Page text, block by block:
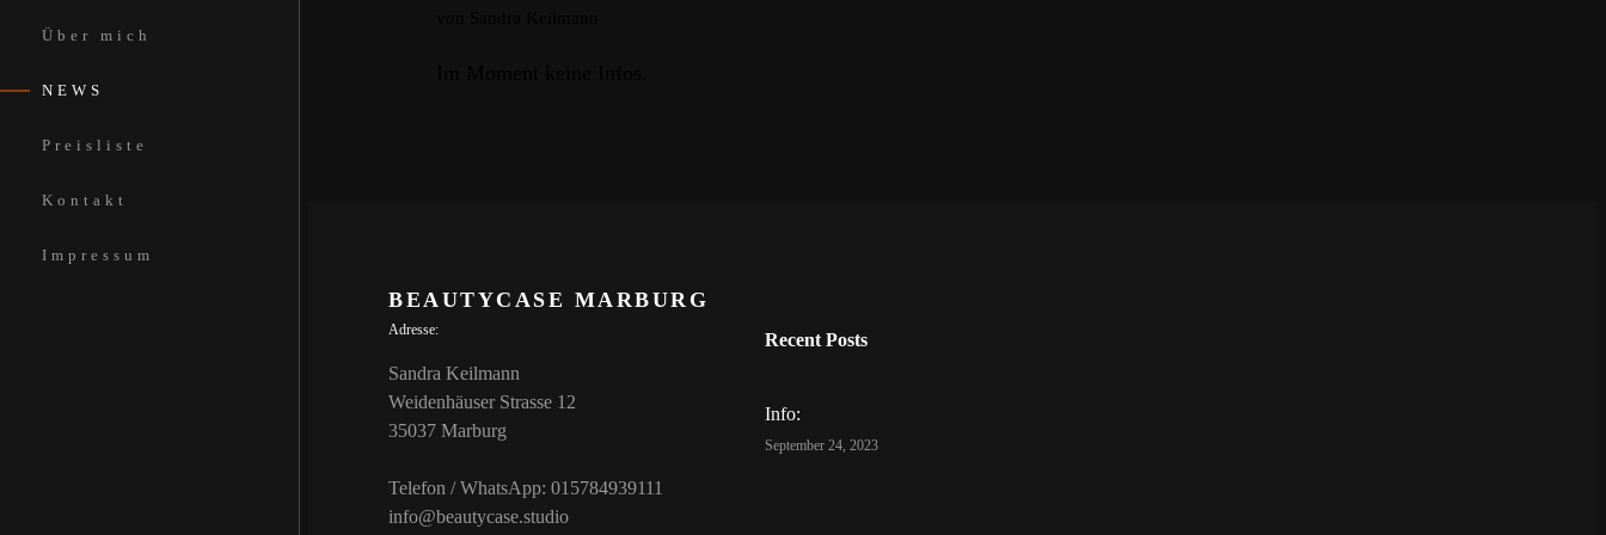
Über mich
NEWS
Preisliste
Kontakt
Impressum
BEAUTYCASE MARBURG
Adresse:
Sandra Keilmann
Weidenhäuser Strasse 12
35037 Marburg
Telefon / WhatsApp: 015784939111
info@beautycase.studio
Recent Posts
Info:
September 24, 2023